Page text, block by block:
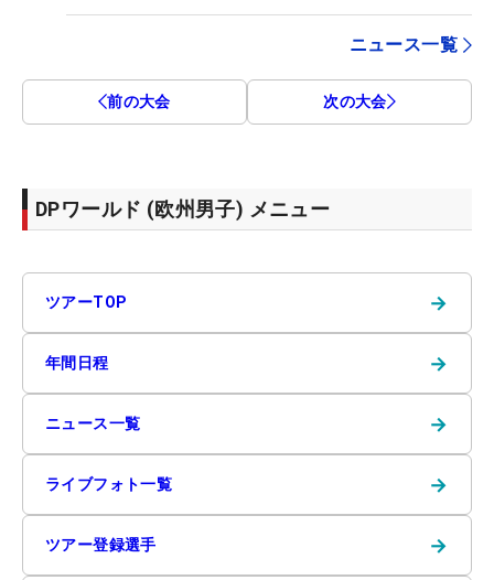
ニュース一覧
前の大会 次の大会
DPワールド (欧州男子) メニュー
ツアーTOP →
年間日程 →
ニュース一覧 →
ライブフォト一覧 →
ツアー登録選手 →